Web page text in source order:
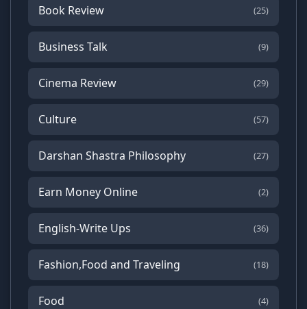
Book Review (25)
Business Talk (9)
Cinema Review (29)
Culture (57)
Darshan Shastra Philosophy (27)
Earn Money Online (2)
English-Write Ups (36)
Fashion,Food and Traveling (18)
Food (4)